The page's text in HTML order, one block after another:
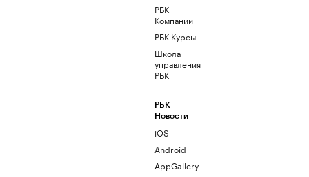
РБК
Компании
РБК Курсы
Школа
управления
РБК
РБК
Новости
iOS
Android
AppGallery